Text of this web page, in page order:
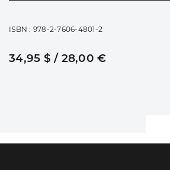
ISBN : 978-2-7606-4801-2
34,95 $ / 28,00 €